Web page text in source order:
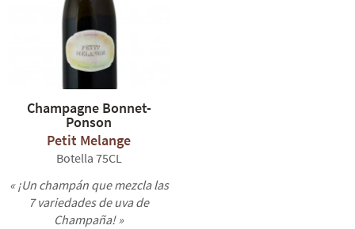
Champagne Bonnet-
Ponson
Petit Melange
Botella 75CL
« ¡Un champán que mezcla las
7 variedades de uva de
Champaña! »